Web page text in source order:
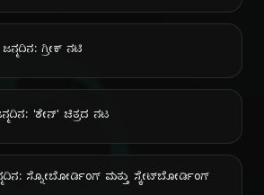
ಗ್ರೀಕ್ ನಟಿ
'ಶೇನ್' ಚಿತ್ರದ ನಟ
ಸ್ನೋಬೋರ್ಡಿಂಗ್ ಮತ್ತು ಸ್ಕೇಟ್‌ಬೋರ್ಡಿಂಗ್